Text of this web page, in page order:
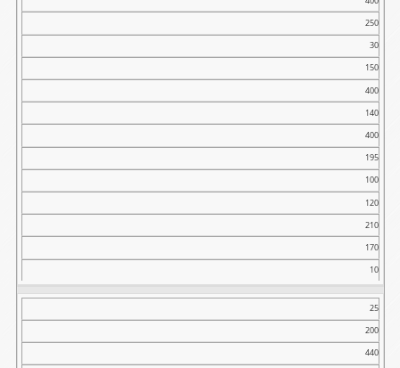
C
D
E
L
M
N
250
30
150
400
140
400
195
100
120
210
170
10
25
200
440